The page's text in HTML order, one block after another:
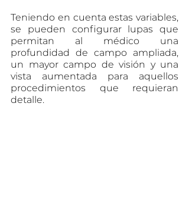
Teniendo en cuenta estas variables,
se pueden configurar lupas que
permitan al médico una
profundidad de campo ampliada,
un mayor campo de visión y una
vista aumentada para aquellos
procedimientos que requieran
detalle.